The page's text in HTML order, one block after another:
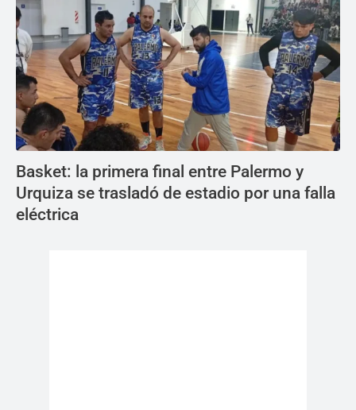
Basket: la primera final entre Palermo y
Urquiza se trasladó de estadio por una falla
eléctrica